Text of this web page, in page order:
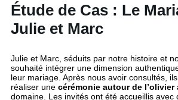
Étude de Cas : Le
Julie et Marc
Julie et Marc, séduits par notre histoire et
souhaité intégrer une dimension
leur mariage. Après nous avoir consultés,
réaliser une cérémonie autour de l’olivier
domaine. Les invités ont été accueillis avec